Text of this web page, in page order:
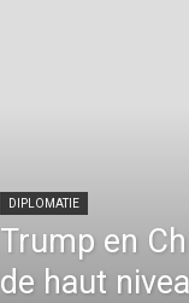
DIPLOMATIE
Trump en
de haut